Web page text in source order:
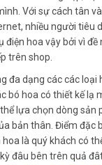
Với sự cách tân
nhiều người tiêu
điện hoa vậy bởi vì
trên shop.
đa dạng các các
bó hoa có thiết kế lạ
lựa chọn dòng sản
bản thân. Điểm đặc
là quý khách có
đâu bên trên quả